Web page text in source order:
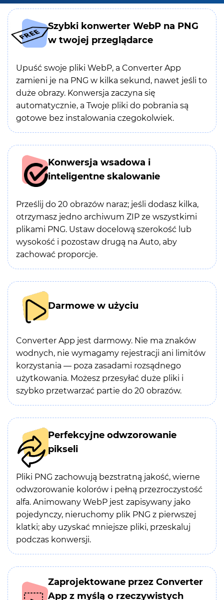
Szybki konwerter WebP na PNG
w twojej przeglądarce
Upuść swoje pliki WebP, a Converter App
zamieni je na PNG w kilka sekund, nawet jeśli to
duże obrazy. Konwersja zaczyna się
automatycznie, a Twoje pliki do pobrania są
gotowe bez instalowania czegokolwiek.
Konwersja wsadowa i
inteligentne skalowanie
Prześlij do 20 obrazów naraz; jeśli dodasz kilka,
otrzymasz jedno archiwum ZIP ze wszystkimi
plikami PNG. Ustaw docelową szerokość lub
wysokość i pozostaw drugą na Auto, aby
zachować proporcje.
Darmowe w użyciu
Converter App jest darmowy. Nie ma znaków
wodnych, nie wymagamy rejestracji ani limitów
korzystania — poza zasadami rozsądnego
użytkowania. Możesz przesyłać duże pliki i
szybko przetwarzać partie do 20 obrazów.
Perfekcyjne odwzorowanie
pikseli
Pliki PNG zachowują bezstratną jakość, wierne
odwzorowanie kolorów i pełną przezroczystość
alfa. Animowany WebP jest zapisywany jako
pojedynczy, nieruchomy plik PNG z pierwszej
klatki; aby uzyskać mniejsze pliki, przeskaluj
podczas konwersji.
Zaprojektowane przez Converter
App z myślą o rzeczywistych